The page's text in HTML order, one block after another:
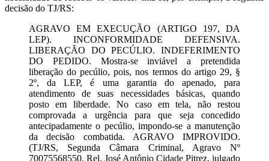
decisão do TJ/RS:
AGRAVO EM EXECUÇÃO (ARTIGO 197, DA
LEP). INCONFORMIDADE DEFENSIVA.
LIBERAÇÃO DO PECÚLIO. INDEFERIMENTO
DO PEDIDO. Mostra-se inviável a pretendida
liberação do pecúlio, pois, nos termos do artigo 29, §
2º, da LEP, é uma garantia do apenado, para
atendimento de suas necessidades básicas, quando
posto em liberdade. No caso em tela, não restou
comprovada a urgência para que seja concedido
antecipadamente o pecúlio, impondo-se a manutenção
da decisão combatida. AGRAVO IMPROVIDO.
(TJ/RS, Segunda Câmara Criminal, Agravo Nº
70075568550, Rel. José Antônio Cidade Pitrez, julgado